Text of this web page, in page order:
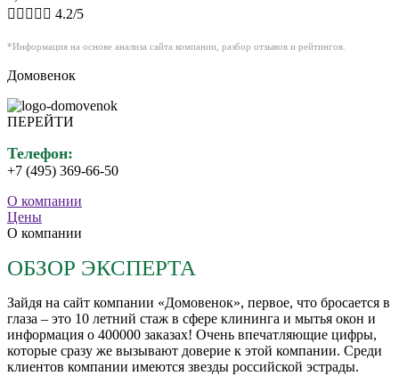
     4.2/5
*Информация на основе анализа сайта компании, разбор отзывов и рейтингов.
Домовенок
ПЕРЕЙТИ
Телефон:
+7 (495) 369-66-50
О компании
Цены
О компании
ОБЗОР ЭКСПЕРТА
Зайдя на сайт компании «Домовенок», первое, что бросается в
глаза – это 10 летний стаж в сфере клининга и мытья окон и
информация о 400000 заказах! Очень впечатляющие цифры,
которые сразу же вызывают доверие к этой компании. Среди
клиентов компании имеются звезды российской эстрады.